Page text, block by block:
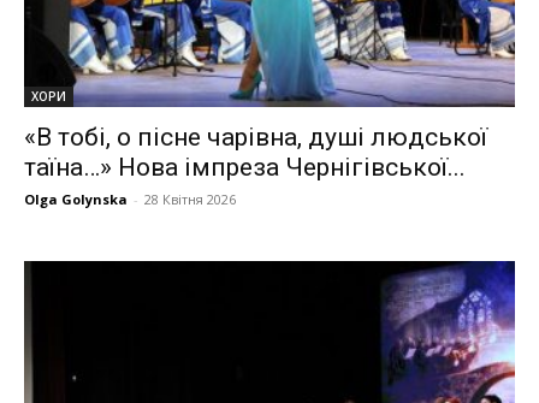
ХОРИ
«В тобі, о пісне чарівна, душі людської
таїна…» Нова імпреза Чернігівської...
Olga Golynska - 28 Квітня 2026